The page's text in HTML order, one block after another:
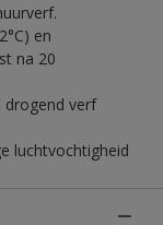
en
na 20
drogend verf
luchtvochtigheid